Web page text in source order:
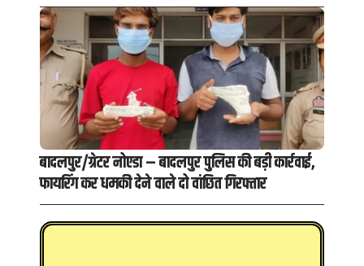
बादलपुर/ग्रेटर नोएडा – बादलपुर पुलिस की बड़ी कार्रवाई,
फायरिंग कर धमकी देने वाले दो वांछित गिरफ्तार